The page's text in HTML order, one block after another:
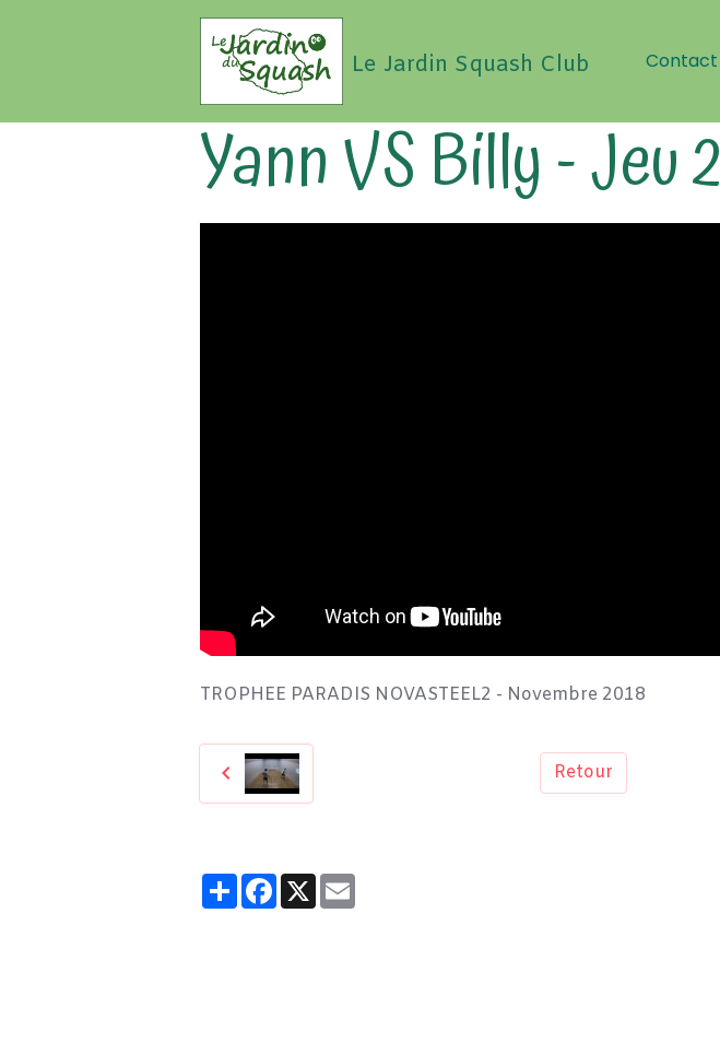
Le Jardin Squash Club Contact
Yann VS Billy - Jeu 2
TROPHEE PARADIS NOVASTEEL2 - Novembre 2018
Retour
PartagerFacebook
X